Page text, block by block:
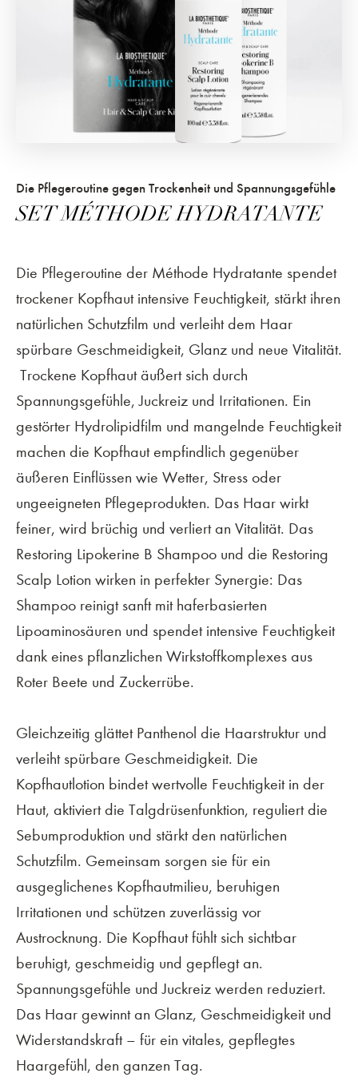
Die Pflegeroutine gegen Trockenheit und Spannungsgefühle
SET MÉTHODE HYDRATANTE
Die Pflegeroutine der Méthode Hydratante spendet
trockener Kopfhaut intensive Feuchtigkeit, stärkt ihren
natürlichen Schutzfilm und verleiht dem Haar
spürbare Geschmeidigkeit, Glanz und neue Vitalität.
Trockene Kopfhaut äußert sich durch
Spannungsgefühle, Juckreiz und Irritationen. Ein
gestörter Hydrolipidfilm und mangelnde Feuchtigkeit
machen die Kopfhaut empfindlich gegenüber
äußeren Einflüssen wie Wetter, Stress oder
ungeeigneten Pflegeprodukten. Das Haar wirkt
feiner, wird brüchig und verliert an Vitalität. Das
Restoring Lipokerine B Shampoo und die Restoring
Scalp Lotion wirken in perfekter Synergie: Das
Shampoo reinigt sanft mit haferbasierten
Lipoaminosäuren und spendet intensive Feuchtigkeit
dank eines pflanzlichen Wirkstoffkomplexes aus
Roter Beete und Zuckerrübe.
Gleichzeitig glättet Panthenol die Haarstruktur und
verleiht spürbare Geschmeidigkeit. Die
Kopfhautlotion bindet wertvolle Feuchtigkeit in der
Haut, aktiviert die Talgdrüsenfunktion, reguliert die
Sebumproduktion und stärkt den natürlichen
Schutzfilm. Gemeinsam sorgen sie für ein
ausgeglichenes Kopfhautmilieu, beruhigen
Irritationen und schützen zuverlässig vor
Austrocknung. Die Kopfhaut fühlt sich sichtbar
beruhigt, geschmeidig und gepflegt an.
Spannungsgefühle und Juckreiz werden reduziert.
Das Haar gewinnt an Glanz, Geschmeidigkeit und
Widerstandskraft – für ein vitales, gepflegtes
Haargefühl, den ganzen Tag.